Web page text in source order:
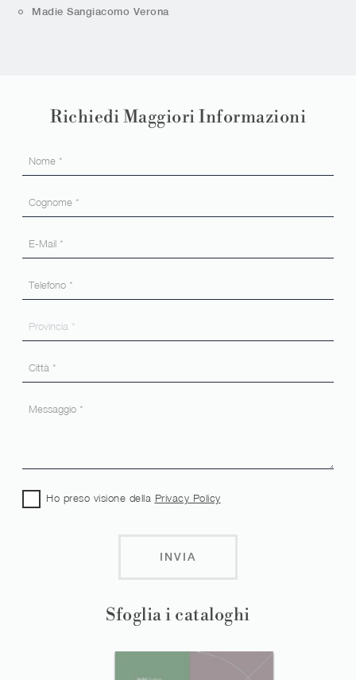
Madie Sangiacomo Verona
Sfoglia i cataloghi
Richiedi Maggiori Informazioni
Ho preso visione della Privacy Policy
INVIA